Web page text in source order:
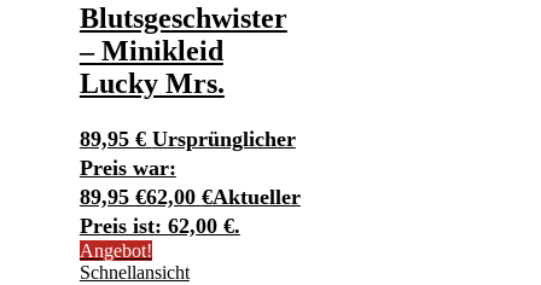
Blutsgeschwister
– Minikleid
Lucky Mrs.
89,95 € Ursprünglicher
Preis war:
89,95 €62,00 €Aktueller
Preis ist: 62,00 €.
Angebot!
Schnellansicht